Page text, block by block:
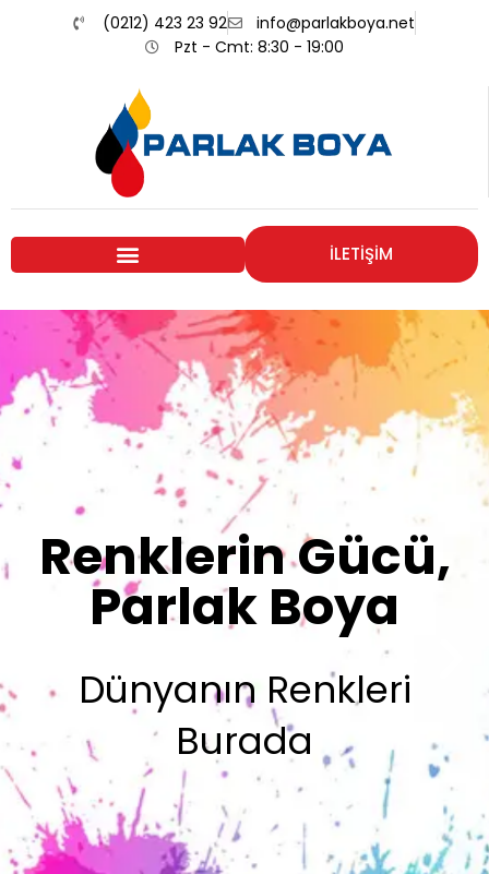
(0212) 423 23 92
info@parlakboya.net
Pzt - Cmt: 8:30 - 19:00
İLETİŞİM
Renklerimiz
Sizin İmzanız
Olsun